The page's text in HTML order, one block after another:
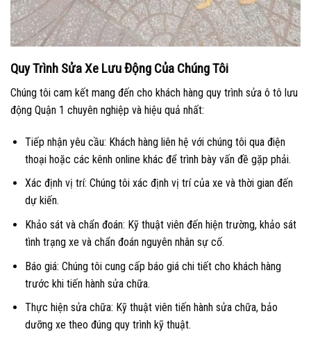
Quy Trình Sửa Xe Lưu Động Của Chúng Tôi
Chúng tôi cam kết mang đến cho khách hàng quy trình sửa ô tô lưu
động Quận 1 chuyên nghiệp và hiệu quả nhất:
Tiếp nhận yêu cầu: Khách hàng liên hệ với chúng tôi qua điện
thoại hoặc các kênh online khác để trình bày vấn đề gặp phải.
Xác định vị trí: Chúng tôi xác định vị trí của xe và thời gian đến
dự kiến.
Khảo sát và chẩn đoán: Kỹ thuật viên đến hiện trường, khảo sát
tình trạng xe và chẩn đoán nguyên nhân sự cố.
Báo giá: Chúng tôi cung cấp báo giá chi tiết cho khách hàng
trước khi tiến hành sửa chữa.
Thực hiện sửa chữa: Kỹ thuật viên tiến hành sửa chữa, bảo
dưỡng xe theo đúng quy trình kỹ thuật.